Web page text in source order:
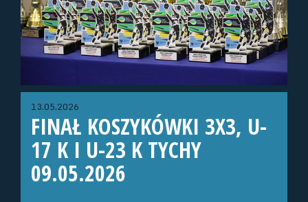
13.05.2026
FINAŁ KOSZYKÓWKI 3X3, U-
17 K I U-23 K TYCHY
09.05.2026